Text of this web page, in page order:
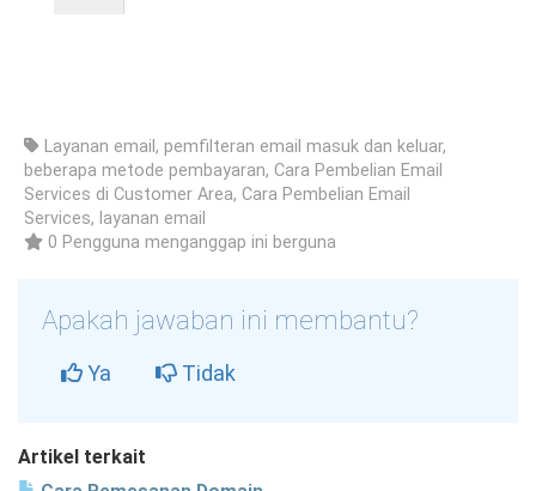
Layanan email, pemfilteran email masuk dan keluar,
beberapa metode pembayaran, Cara Pembelian Email
Services di Customer Area, Cara Pembelian Email
Services, layanan email
0 Pengguna menganggap ini berguna
Apakah jawaban ini membantu?
Ya Tidak
Artikel terkait